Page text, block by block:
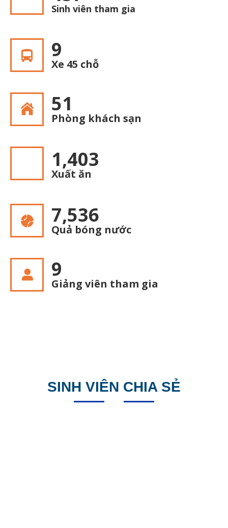
Sinh viên tham gia
9
Xe 45 chỗ
53
Phòng khách sạn
1,433
Xuất ăn
7,695
Quả bóng nước
9
Giảng viên tham gia
SINH VIÊN CHIA SẺ